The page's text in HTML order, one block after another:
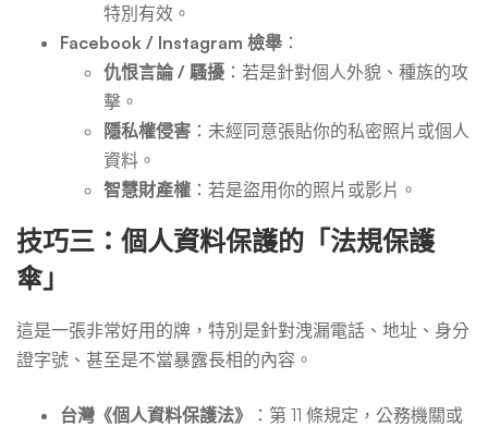
特別有效。
Facebook / Instagram 檢舉 ：
仇恨言論 / 騷擾 ：若是針對個人外貌、種族的攻
擊。
隱私權侵害 ：未經同意張貼你的私密照片或個人
資料。
智慧財產權 ：若是盜用你的照片或影片。
技巧三：個人資料保護的「法規保護
傘」
這是一張非常好用的牌，特別是針對洩漏電話、地址、身分
證字號、甚至是不當暴露長相的內容。
台灣《個人資料保護法》
：第 11 條規定，公務機關或